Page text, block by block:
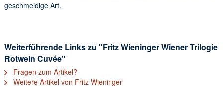
geschmeidige Art.
Weiterführende Links zu "Fritz Wieninger Wiener Trilogie
Rotwein Cuvée"
Fragen zum Artikel?
Weitere Artikel von Fritz Wieninger